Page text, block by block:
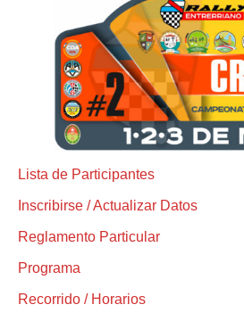
Lista de Participantes
Inscribirse / Actualizar Datos
Reglamento Particular
Programa
Recorrido / Horarios